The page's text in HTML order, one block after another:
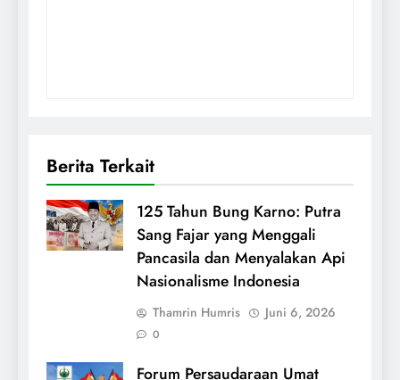
Berita Terkait
125 Tahun Bung Karno: Putra
Sang Fajar yang Menggali
Pancasila dan Menyalakan Api
Nasionalisme Indonesia
Thamrin Humris Juni 6, 2026
0
Forum Persaudaraan Umat